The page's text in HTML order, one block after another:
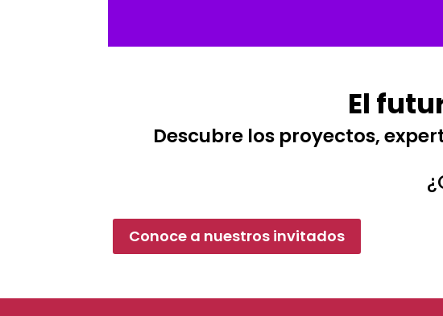
El
Descubre los proyectos,
Conoce a nuestros invitados